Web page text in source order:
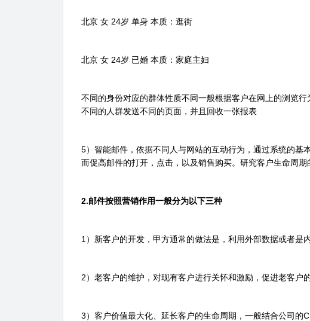
北京 女 24岁 单身 本质：逛街
北京 女 24岁 已婚 本质：家庭主妇
不同的身份对应的群体性质不同一般根据客户在网上的浏览
不同的人群发送不同的页面，并且回收一张报表
5）智能邮件，依据不同人与网站的互动行为，通过系统的基
而促高邮件的打开，点击，以及销售购买。研究客户生命周
2.邮件按照营销作用一般分为以下三种
1）新客户的开发，甲方通常的做法是，利用外部数据或者是
2）老客户的维护，对现有客户进行关怀和激励，促进老客户
3）客户价值最大化、延长客户的生命周期，一般结合公司的